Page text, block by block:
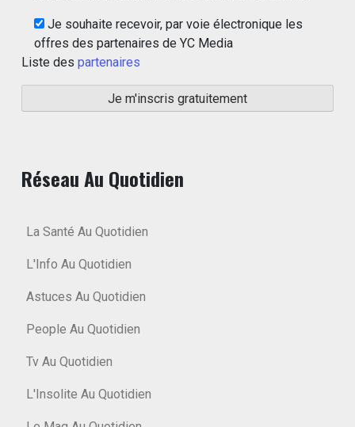
Je souhaite recevoir, par voie électronique les
offres des partenaires de YC Media
Liste des partenaires
Réseau Au Quotidien
La Santé Au Quotidien
L'Info Au Quotidien
Astuces Au Quotidien
People Au Quotidien
Tv Au Quotidien
L'Insolite Au Quotidien